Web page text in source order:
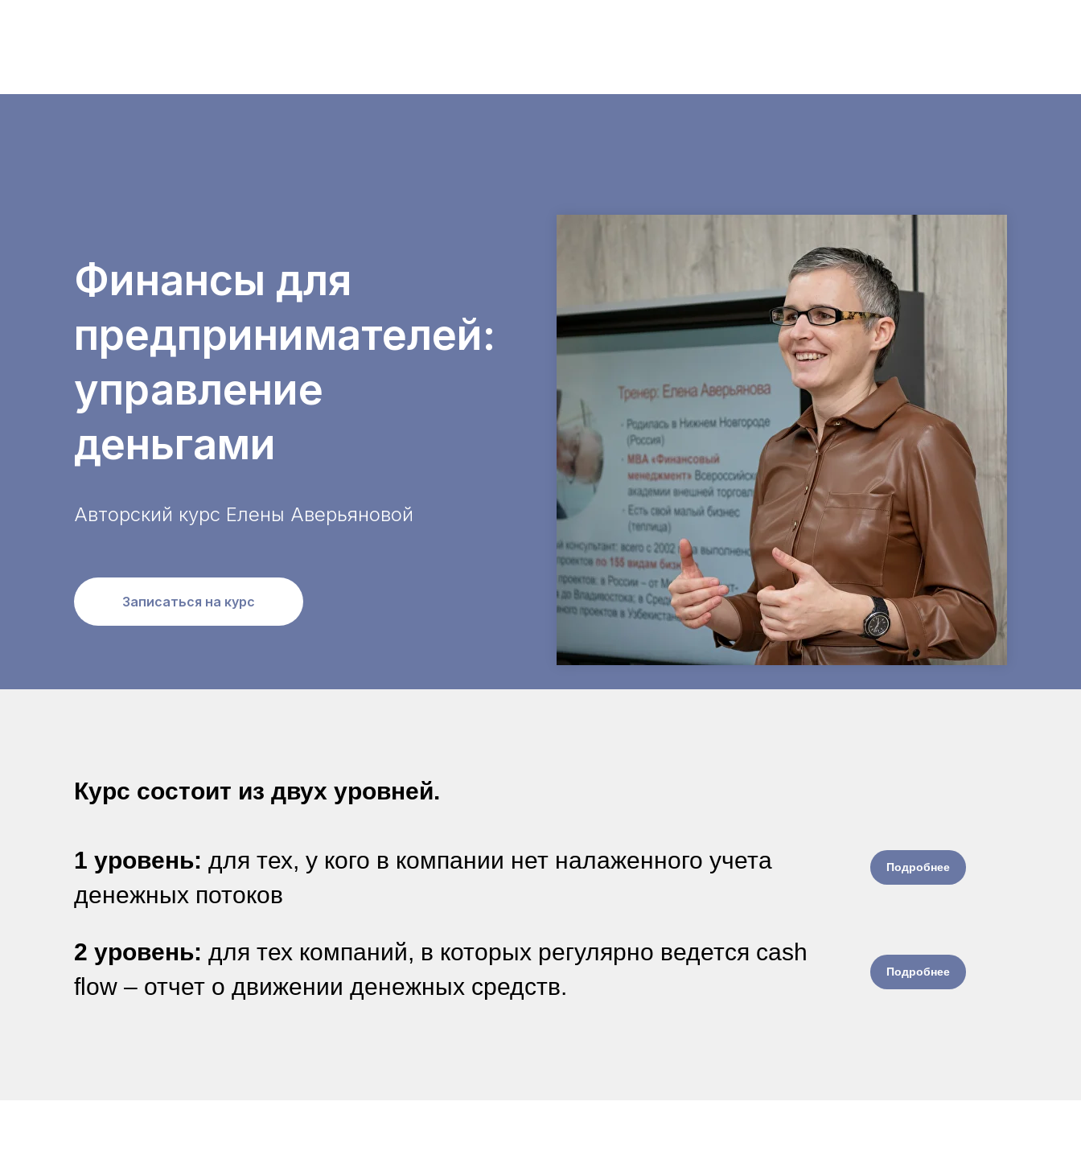
Финансы для
предпринимателей:
управление
деньгами
Авторский курс Елены Аверьяновой
Записаться на курс
Курс состоит из двух уровней.
1 уровень: для тех, у кого в компании нет налаженного учета
денежных потоков
Подробнее
Подробнее
2 уровень: для тех компаний, в которых регулярно ведется cash
flow – отчет о движении денежных средств.